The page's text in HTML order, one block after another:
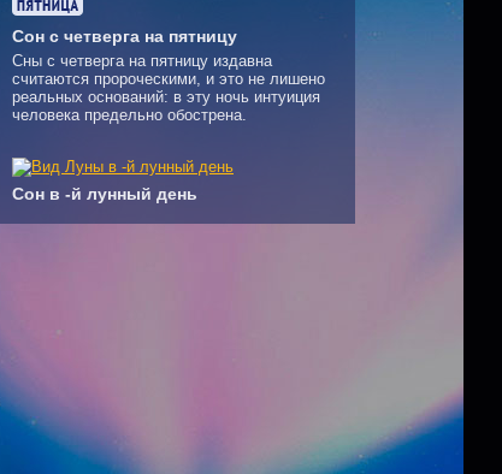
Сон с четверга на пятницу
Сны с четверга на пятницу издавна
считаются пророческими, и это не лишено
реальных оснований: в эту ночь интуиция
человека предельно обострена.
Сон в -й лунный день